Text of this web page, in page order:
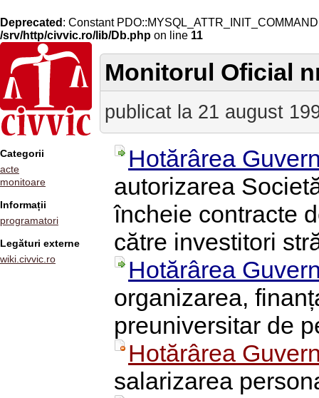
Deprecated : Constant
/srv/http/civvic.ro/lib/Db.php on line 11
Categorii
acte
monitoare
Informații
programatori
Legături externe
wiki.civvic.ro
Monitorul Oficial
publicat la 21 august
Hotărârea
autorizarea
încheie contracte
către investitori
Hotărârea
organizarea,
preuniversitar de
Hotărârea
salarizarea